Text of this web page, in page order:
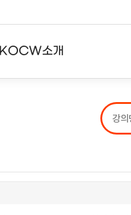
KOCW소개